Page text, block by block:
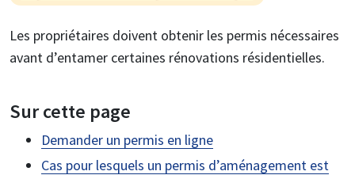
Les propriétaires doivent obtenir les permis nécessaires
avant d’entamer certaines rénovations résidentielles.
Sur cette page
Demander un permis en ligne
Cas pour lesquels un permis d’aménagement est